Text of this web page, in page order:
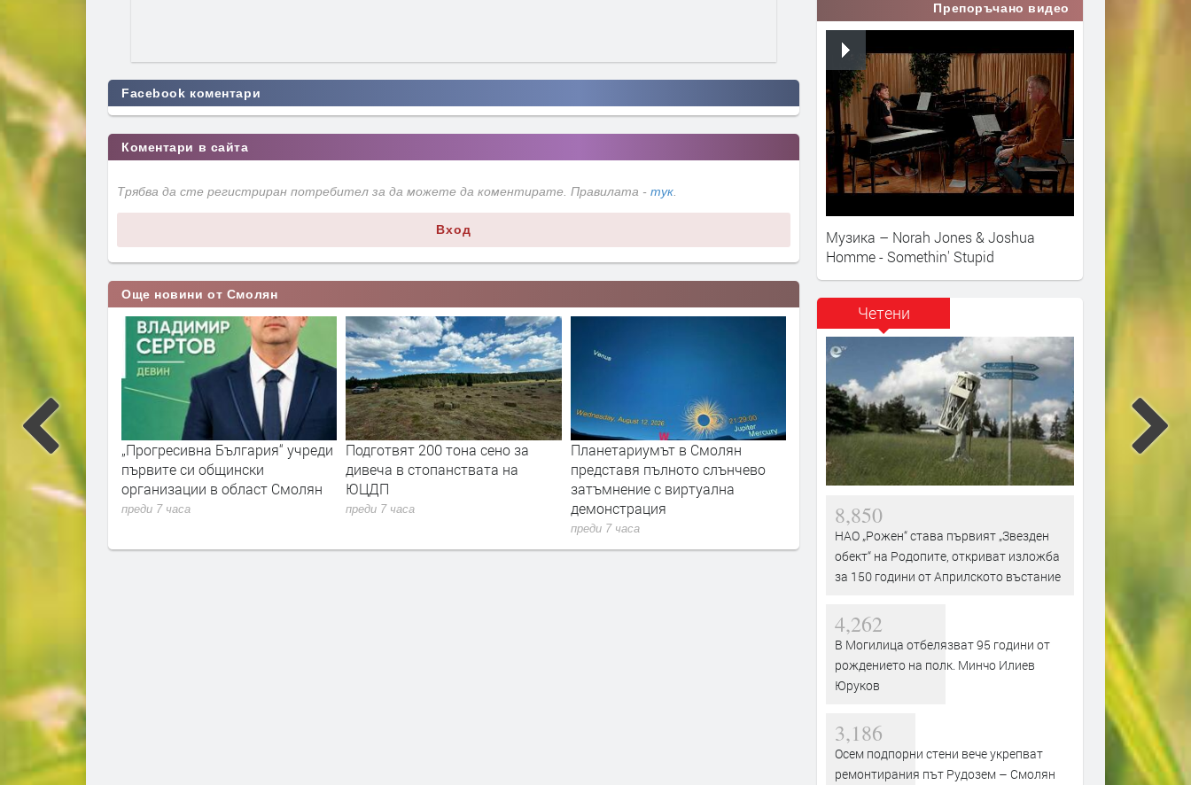
Facebook коментари
Коментари в сайта
Трябва да сте регистриран потребител за да можете да коментирате. Правилата - тук
Вход
Още новини от Смолян
лъка е
дърво
„Прогресивна България“ учреди
първите си общински
организации в област Смолян
преди 7 часа
Подготвят 200 тона сено за
дивеча в стопанствата на
ЮЦДП
преди 7 часа
Планетариумът в Смолян
представя пълното слънчево
затъмнение с виртуална
демонстрация
преди 7 часа
Община Баните събира стари
снимки в инициативата
„Спомен от община Баните“
преди 8 часа
Стотици се стекоха за
откриването на
Девин, веселието
Препоръчано видео
Музика – Norah Jones & Joshua
Homme - Somethin' Stupid
Четени
8,850
НАО „Рожен“ става първият „Звезден
обект“ на Родопите, откриват изложба
за 150 години от Априлското въстание
4,262
В Могилица отбелязват 95 години от
рождението на полк. Минчо Илиев
Юруков
3,186
Осем подпорни стени вече укрепват
ремонтирания път Рудозем – Смолян